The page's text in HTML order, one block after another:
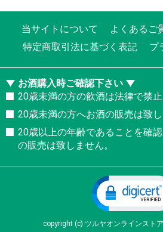
当サイトについて よくあるご
特定商取引法に基づく表記
プ
お酒購入時ご確認下さい
20歳未満の方の飲酒は法律で禁止
20歳未満の方へお酒の販売は致し
20歳以上の年齢であることを確
の販売は致しません。
copyright (c) ツルヤオンラインスト